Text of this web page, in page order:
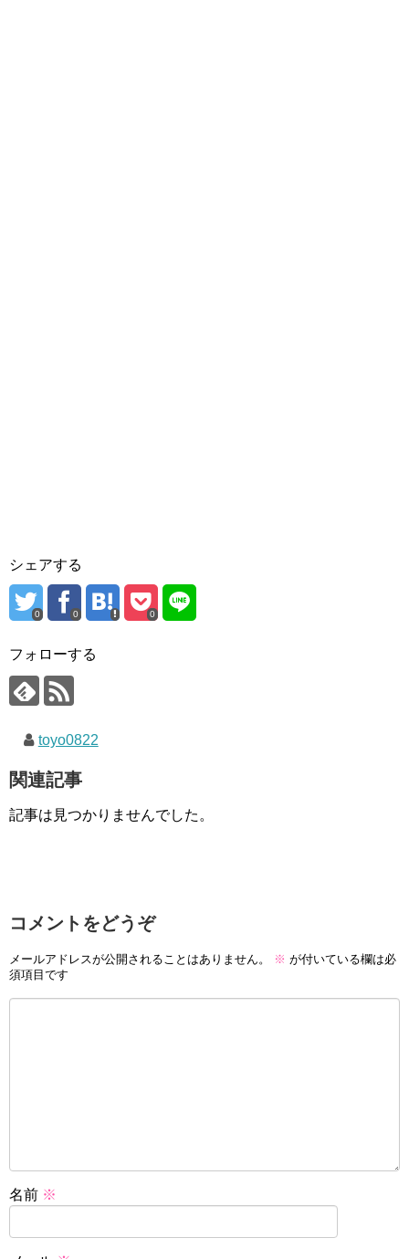
シェアする
0 0 0
フォローする
toyo0822
関連記事
記事は見つかりませんでした。
コメントをどうぞ
メールアドレスが公開されることはありません。 ※ が付いている欄は必
須項目です
名前 ※